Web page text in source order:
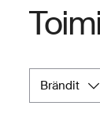
brändit